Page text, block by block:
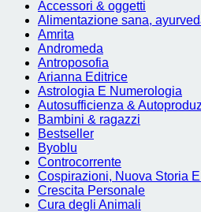
Accessori & oggetti
Alimentazione sana,
Amrita
Andromeda
Antroposofia
Arianna Editrice
Astrologia E Numerologia
Autosufficienza &
Bambini & ragazzi
Bestseller
Byoblu
Controcorrente
Cospirazioni, Nuova Storia
Crescita Personale
Cura degli Animali